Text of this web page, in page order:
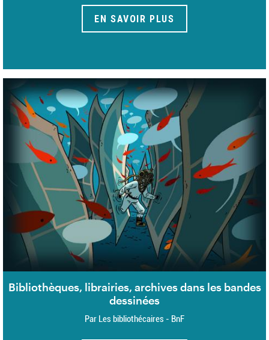
EN SAVOIR PLUS
Bibliothèques, librairies, archives dans les bandes
dessinées
Par Les bibliothécaires - BnF